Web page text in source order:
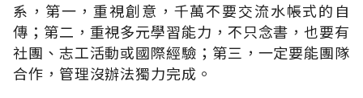
系，第一，重視創意，千萬不要交流水帳式的自
傳；第二，重視多元學習能力，不只念書，也要有
社團、志工活動或國際經驗；第三，一定要能團隊
合作，管理沒辦法獨力完成。